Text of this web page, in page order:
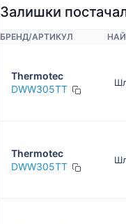
Залишки
БРЕНД/АРТИКУЛ
Thermotec
DWW305TT
Thermotec
DWW305TT